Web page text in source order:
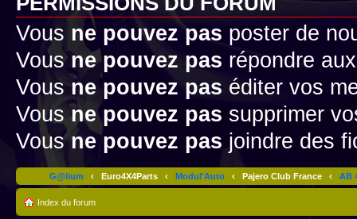
Vous ne pouvez pas poster de
Vousne pouvez pas répondre
Vousne pouvez pas éditer vos
Vousne pouvez pas supprimer
Vousne pouvez pas joindre des
G@lium ‹ Euro4X4Parts ‹ Modul'Auto ‹ Pajero Club France ‹ AB
Index du forum